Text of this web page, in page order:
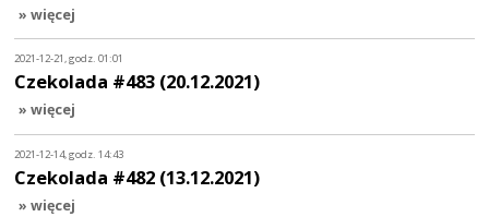
» więcej
2021-12-21, godz. 01:01
Czekolada #483 (20.12.2021)
» więcej
2021-12-14, godz. 14:43
Czekolada #482 (13.12.2021)
» więcej